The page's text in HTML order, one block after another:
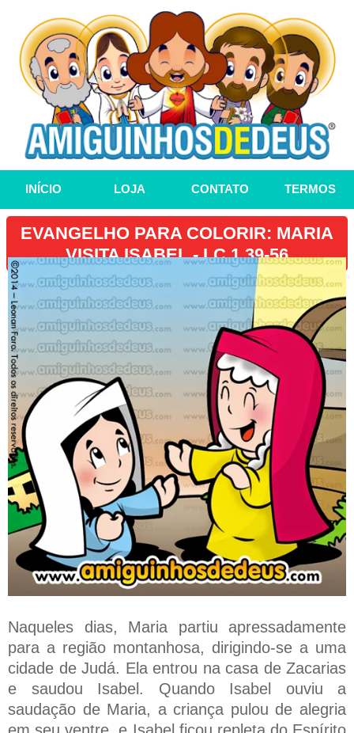
INÍCIO LOJA CONTATO TERMOS
EVANGELHO PARA COLORIR: MARIA
VISITA ISABEL - LC 1,39-56
Naqueles dias, Maria partiu apressadamente
para a região montanhosa, dirigindo-se a uma
cidade de Judá. Ela entrou na casa de Zacarias
e saudou Isabel. Quando Isabel ouviu a
saudação de Maria, a criança pulou de alegria